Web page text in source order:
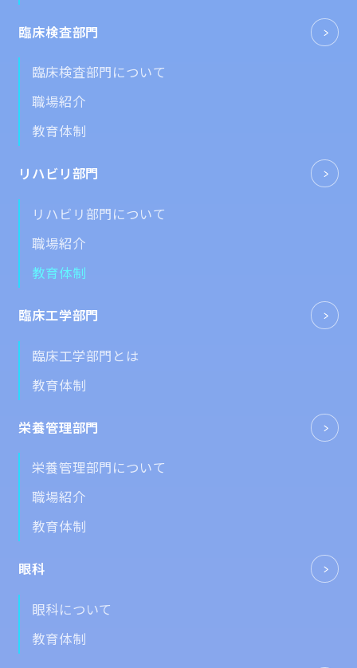
臨床検査部門
臨床検査部門について
職場紹介
教育体制
リハビリ部門
リハビリ部門について
職場紹介
教育体制
臨床工学部門
臨床工学部門とは
教育体制
栄養管理部門
栄養管理部門について
職場紹介
教育体制
眼科
眼科について
教育体制